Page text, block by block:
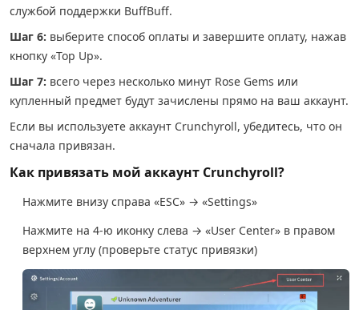
службой поддержки BuffBuff.
Шаг 6: выберите способ оплаты и завершите оплату, нажав
кнопку «Top Up».
Шаг 7: всего через несколько минут Rose Gems или
купленный предмет будут зачислены прямо на ваш аккаунт.
Если вы используете аккаунт Crunchyroll, убедитесь, что он
сначала привязан.
Как привязать мой аккаунт Crunchyroll?
Нажмите внизу справа «ESC» → «Settings»
Нажмите на 4-ю иконку слева → «User Center» в правом
верхнем углу (проверьте статус привязки)